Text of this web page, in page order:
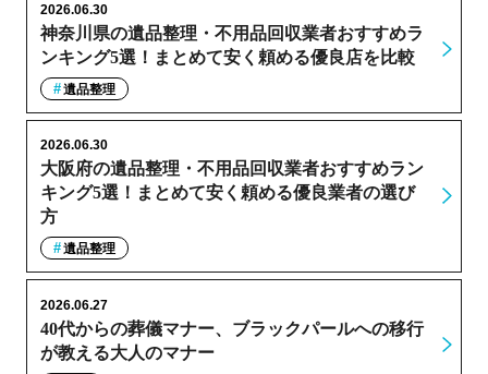
神奈川県の遺品整理・不用品回収業者おすすめラ
ンキング5選！まとめて安く頼める優良店を比較
2026.06.30
遺品整理
大阪府の遺品整理・不用品回収業者おすすめラン
キング5選！まとめて安く頼める優良業者の選び
方
2026.06.30
遺品整理
40代からの葬儀マナー、ブラックパールへの移行
が教える大人のマナー
2026.06.27